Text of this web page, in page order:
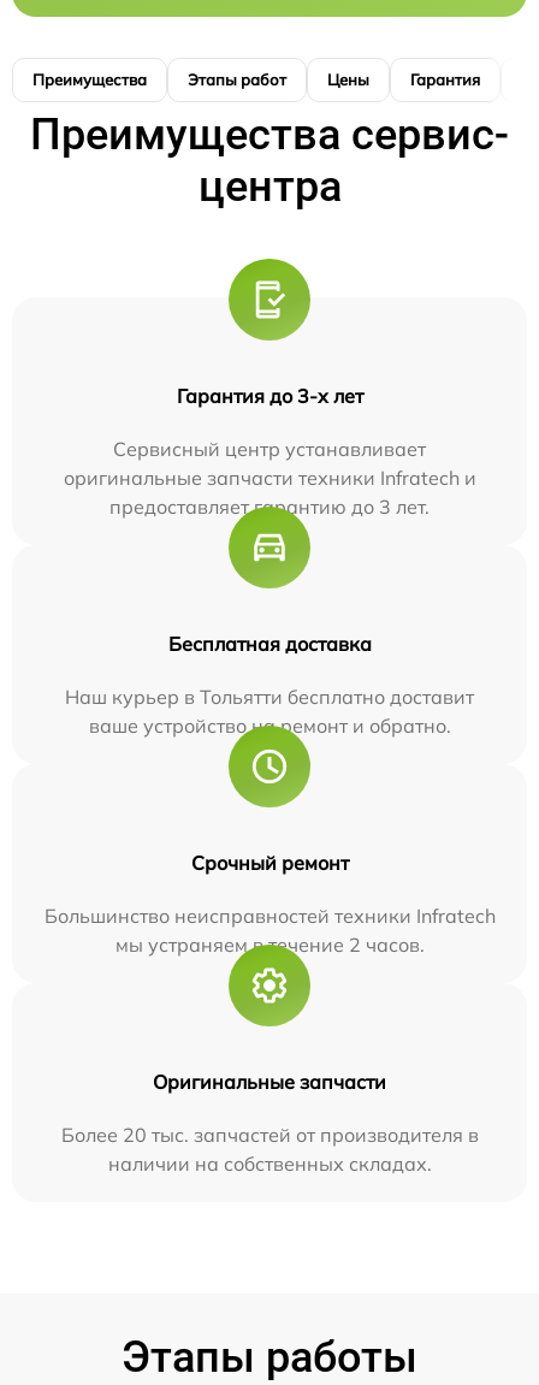
Преимущества Этапы работ Цены Гарантия
Преимущества сервис-
центра
Гарантия до 3-х лет
Сервисный центр устанавливает
оригинальные запчасти техники Infratech и
предоставляет гарантию до 3 лет.
Бесплатная доставка
Наш курьер в Тольятти бесплатно доставит
ваше устройство на ремонт и обратно.
Срочный ремонт
Большинство неисправностей техники Infratech
мы устраняем в течение 2 часов.
Оригинальные запчасти
Более 20 тыс. запчастей от производителя в
наличии на собственных складах.
Этапы работы